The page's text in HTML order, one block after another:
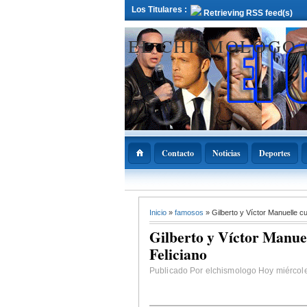
Los Titulares : Retrieving RSS feed(s)
EL
Contacto Noticias Deportes
ADOPAE
Abinader
11 de diciembre
Nacional de la
Inicio » famosos » Gilberto y Víctor Manuelle
Gilberto y Víctor
Feliciano
Publicado Por elchismologo Hoy